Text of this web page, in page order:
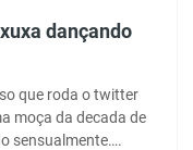
dançando
que roda o twitter
moça da decada de
sensualmente….